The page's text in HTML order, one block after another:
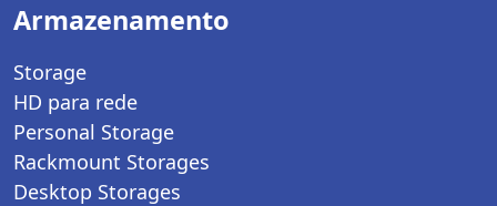
Armazenamento
Storage
HD para rede
Personal Storage
Rackmount Storages
Desktop Storages